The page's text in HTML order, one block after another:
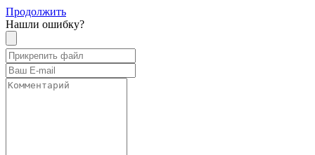
Продолжить
Нашли ошибку?